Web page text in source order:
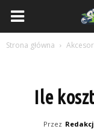
NaMotorze.pl
Strona główna
Ile
Przez